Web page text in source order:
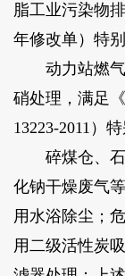
脂工业污染物
年修改单）特
动力站燃气
硝处理，满足
13223-2011）
碎煤仓、石
化钠干燥废气
用水浴除尘；
用二级活性炭